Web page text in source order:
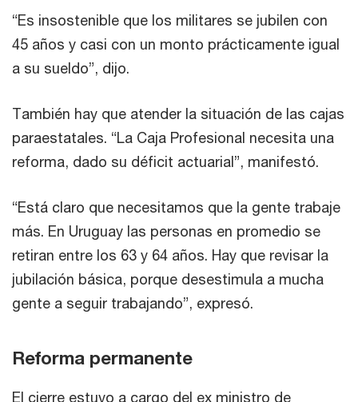
“Es insostenible que los militares se jubilen con
45 años y casi con un monto prácticamente igual
a su sueldo”, dijo.
También hay que atender la situación de las cajas
paraestatales. “La Caja Profesional necesita una
reforma, dado su déficit actuarial”, manifestó.
“Está claro que necesitamos que la gente trabaje
más. En Uruguay las personas en promedio se
retiran entre los 63 y 64 años. Hay que revisar la
jubilación básica, porque desestimula a mucha
gente a seguir trabajando”, expresó.
Reforma permanente
El cierre estuvo a cargo del ex ministro de